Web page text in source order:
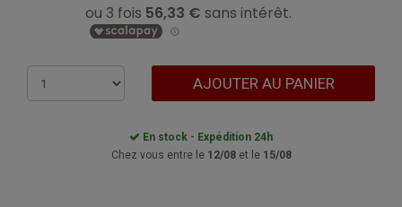
AJOUTER AU PANIER
En stock - Expédition 24h
Chez vous entre le 12/08et le 15/08